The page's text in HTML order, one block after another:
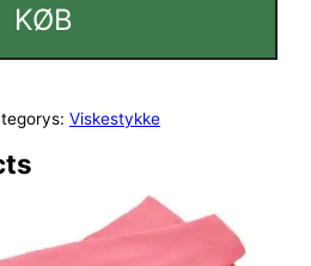
KØB
Viskestykke